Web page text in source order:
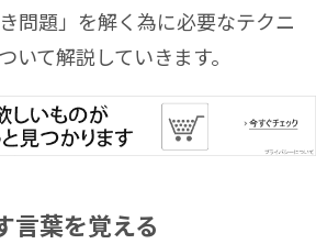
問題」を解く為に必要なテクニ
いて解説していきます。
言葉を覚える